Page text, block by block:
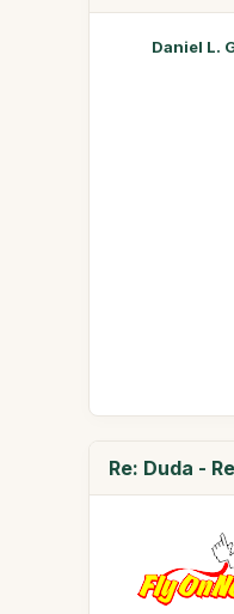
Daniel L.
Re: Duda -